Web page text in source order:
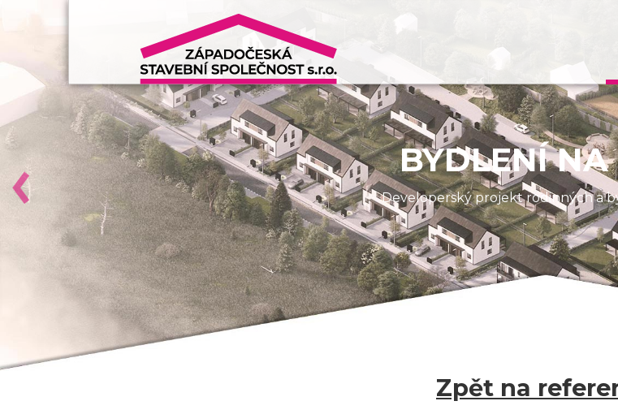
BYDLENÍ NA
Developerský projekt rodinných a
Zpět na